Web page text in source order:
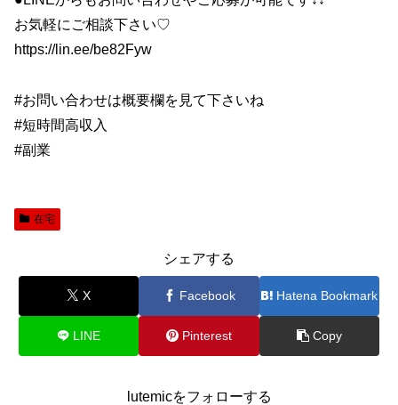
お気軽にご相談下さい♡
https://lin.ee/be82Fyw
#お問い合わせは概要欄を見て下さいね
#短時間高収入
#副業
在宅
シェアする
X Facebook Hatena Bookmark
LINE Pinterest Copy
lutemicをフォローする